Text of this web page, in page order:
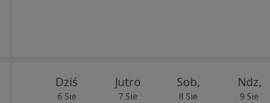
Dziś
6 Sie
Jutro
7 Sie
Sob,
8 Sie
Ndz,
9 Sie